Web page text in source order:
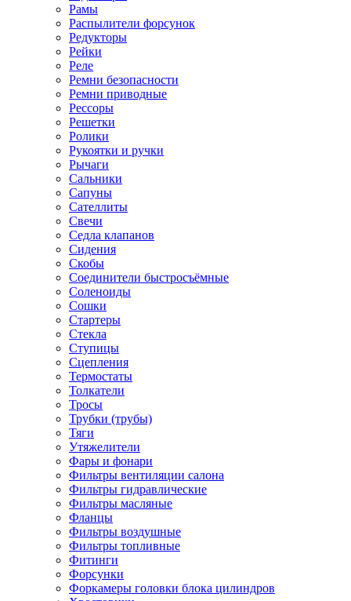
Рамы
Распылители форсунок
Редукторы
Рейки
Реле
Ремни безопасности
Ремни приводные
Рессоры
Решетки
Ролики
Рукоятки и ручки
Рычаги
Сальники
Сапуны
Сателлиты
Свечи
Седла клапанов
Сидения
Скобы
Соединители быстросъёмные
Соленоиды
Сошки
Стартеры
Стекла
Ступицы
Сцепления
Термостаты
Толкатели
Тросы
Трубки (трубы)
Тяги
Утяжелители
Фары и фонари
Фильтры вентиляции салона
Фильтры гидравлические
Фильтры масляные
Фланцы
Фильтры воздушные
Фильтры топливные
Фитинги
Форсунки
Форкамеры головки блока цилиндров